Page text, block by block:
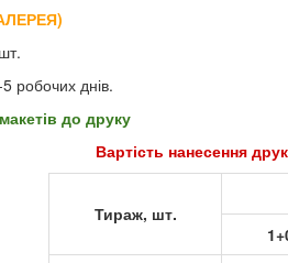
робочих днів.
до друку
Вартість нанесення
Тираж, шт.